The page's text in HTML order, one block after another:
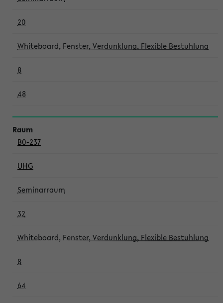
20
Whiteboard, Fenster, Verdunklung, Flexible Bestuhlung
8
48
B0-237
UHG
Seminarraum
32
Whiteboard, Fenster, Verdunklung, Flexible Bestuhlung
8
64